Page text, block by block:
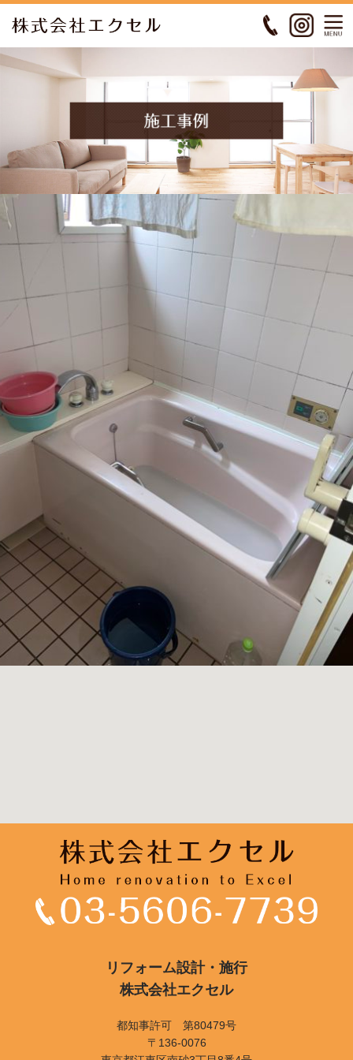
リフォーム設計・施行
株式会社エクセル
都知事許可 第80479号
〒136-0076